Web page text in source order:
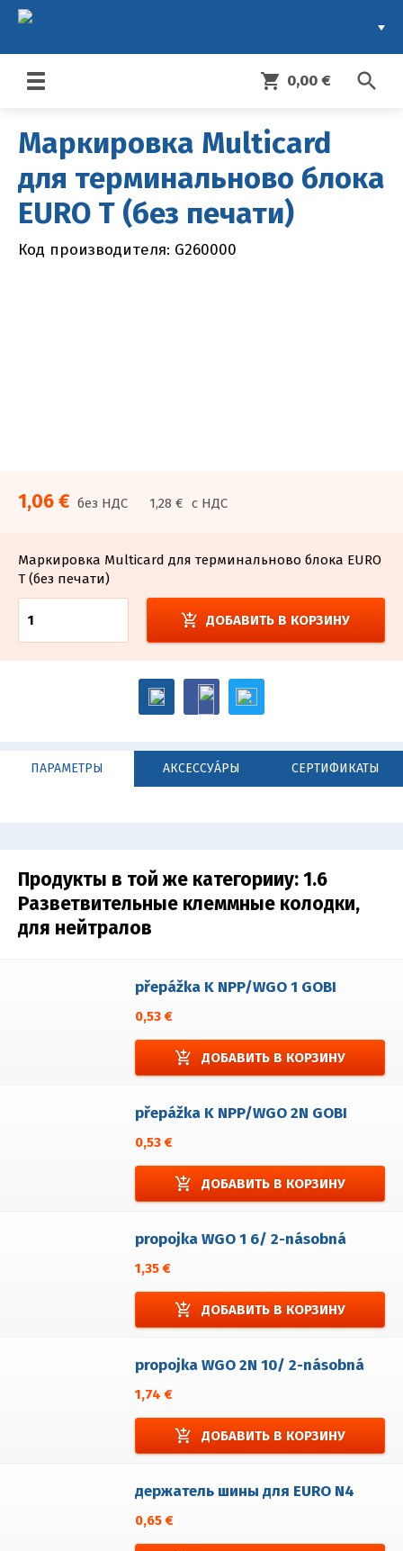
Toggle
search
shopping_cart 0,00 €
Маркировка Multicard
для терминальново блока
EURO T (без печати)
Код производителя: G260000
1,06 € без НДС 1,28 € с НДС
Маркировка Multicard для терминальново блока EURO
T (без печати)
add_shopping_cart ДОБАВИТЬ В КОРЗИНУ
ПАРАМЕТРЫ АКСЕССУА́РЫ СЕРТИФИКАТЫ
Продукты в той же категорииy:1.6
Разветвительные клеммные колодки,
для нейтралов
přepážka K NPP/WGO 1 GOBI
0,53 €
add_shopping_cart ДОБАВИТЬ В КОРЗИНУ
přepážka K NPP/WGO 2N GOBI
0,53 €
add_shopping_cart ДОБАВИТЬ В КОРЗИНУ
propojka WGO 1 6/ 2-násobná
1,35 €
add_shopping_cart ДОБАВИТЬ В КОРЗИНУ
propojka WGO 2N 10/ 2-násobná
1,74 €
add_shopping_cart ДОБАВИТЬ В КОРЗИНУ
держатель шины для EURO N4
0,65 €